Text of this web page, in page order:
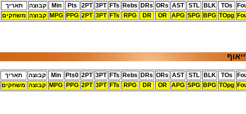
תאריך קבוצה Min Pts 2PT 3PT FTs Rebs DRs ORs AST STL BLK TOs
משחקים קבוצה MPG PPG 2PT 3PT FTs RPG DR OR APG SPG BPG TOpg
תאריך קבוצה Min Pts0 2PT 3PT FTs Rebs DRs ORs AST STL BLK TOs
משחקים קבוצה MPG PPG 2PT 3PT FTs RPG DR OR APG SPG BPG TOpg